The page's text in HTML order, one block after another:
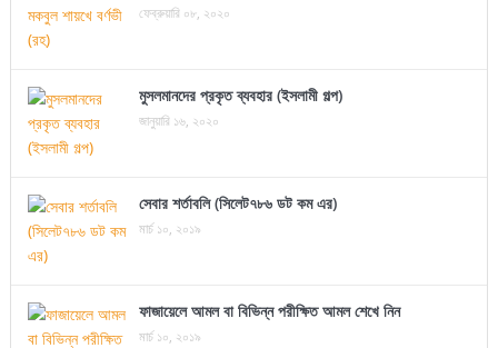
ফেব্রুয়ারি ০৮, ২০২০
মুসলমানদের প্রকৃত ব্যবহার (ইসলামী গল্প)
জানুয়ারি ১৬, ২০২০
সেবার শর্তাবলি (সিলেট৭৮৬ ডট কম এর)
মার্চ ১০, ২০১৯
ফাজায়েলে আমল বা বিভিন্ন পরীক্ষিত আমল শেখে নিন
মার্চ ১০, ২০১৯